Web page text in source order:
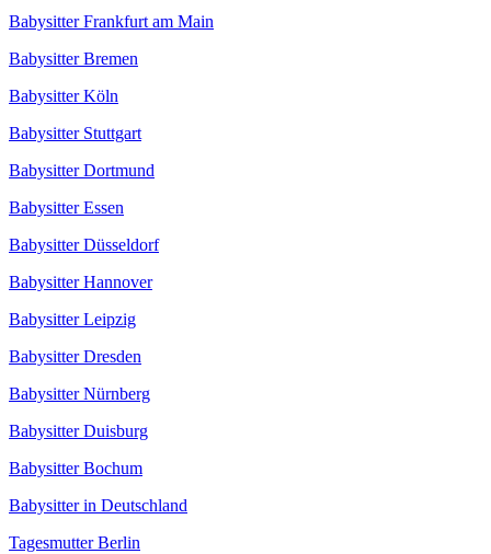
Babysitter Frankfurt am Main
Babysitter Bremen
Babysitter Köln
Babysitter Stuttgart
Babysitter Dortmund
Babysitter Essen
Babysitter Düsseldorf
Babysitter Hannover
Babysitter Leipzig
Babysitter Dresden
Babysitter Nürnberg
Babysitter Duisburg
Babysitter Bochum
Babysitter in Deutschland
Tagesmutter Berlin